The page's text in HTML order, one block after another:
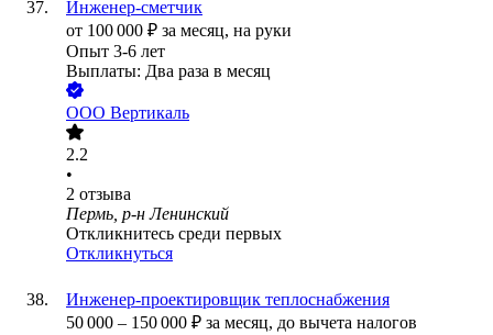
Инженер-сметчик
от 100 000 ₽ за месяц, на руки
Опыт 3-6 лет
Выплаты: Два раза в месяц
ООО Вертикаль
2.2
•
2 отзыва
Пермь, р-н Ленинский
Откликнитесь среди первых
Откликнуться
Инженер-проектировщик теплоснабжения
50 000 – 150 000 ₽ за месяц, до вычета налогов